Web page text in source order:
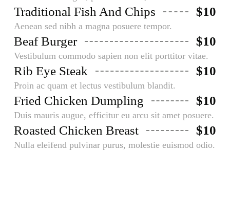
Traditional Fish And Chips $10
Aenean sed nibh a magna posuere tempor.
Beaf Burger $10
Vestibulum commodo sapien non elit porttitor vitae.
Rib Eye Steak $10
Proin ac quam et lectus vestibulum blandit.
Fried Chicken Dumpling $10
Duis mauris augue, efficitur eu arcu sit amet posuere.
Roasted Chicken Breast $10
Nulla eleifend pulvinar purus, molestie euismod odio.